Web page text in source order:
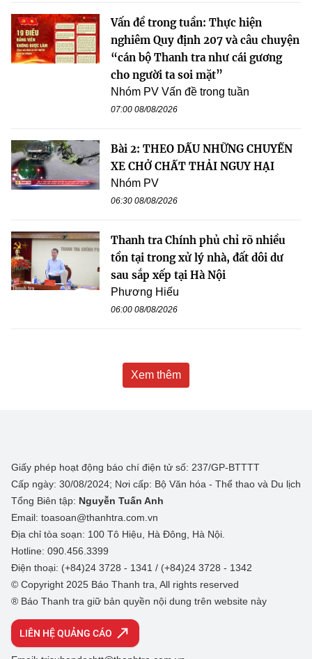
Vấn đề trong tuần: Thực hiện
nghiêm Quy định 207 và câu chuyện
“cán bộ Thanh tra như cái gương
cho người ta soi mặt”
Nhóm PV Vấn đề trong tuần
07:00 08/08/2026
Bài 2: THEO DẤU NHỮNG CHUYẾN
XE CHỞ CHẤT THẢI NGUY HẠI
Nhóm PV
06:30 08/08/2026
Thanh tra Chính phủ chỉ rõ nhiều
tồn tại trong xử lý nhà, đất dôi dư
sau sắp xếp tại Hà Nội
Phương Hiếu
06:00 08/08/2026
Xem thêm
Giấy phép hoạt động báo chí điện tử số: 237/GP-BTTTT
Cấp ngày: 30/08/2024; Nơi cấp: Bộ Văn hóa - Thể thao và Du lịch
Tổng Biên tập: Nguyễn Tuấn Anh
Email: toasoan@thanhtra.com.vn
Địa chỉ tòa soạn: 100 Tô Hiệu, Hà Đông, Hà Nội.
Hotline: 090.456.3399
Điện thoại: (+84)24 3728 - 1341 / (+84)24 3728 - 1342
© Copyright 2025 Báo Thanh tra, All rights reserved
® Báo Thanh tra giữ bản quyền nội dung trên website này
LIÊN HỆ QUẢNG CÁO